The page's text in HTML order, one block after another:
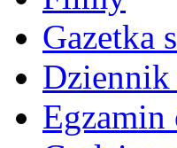
Gazetka
Egzamin